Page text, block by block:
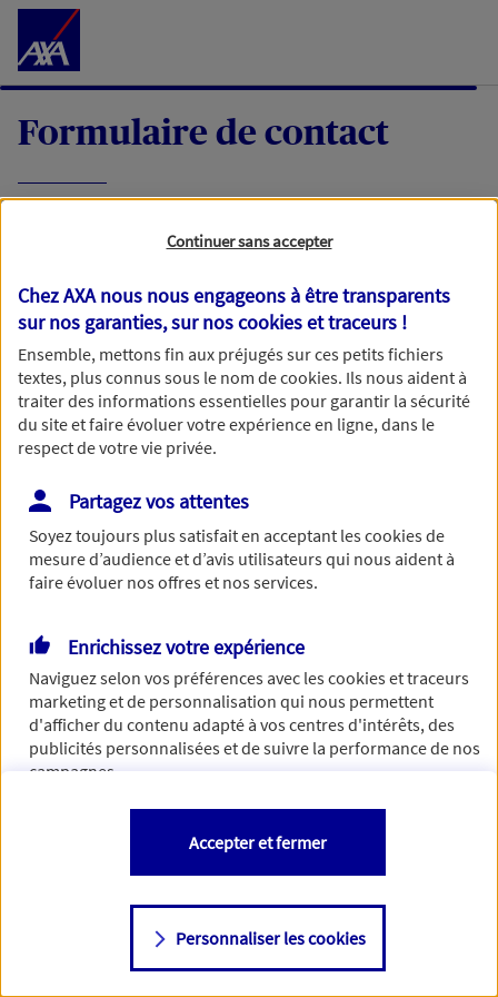
Accéder au Contenu
Formulaire de contact
demande, nous vous répondrons dans les
meilleurs délais par mail ou par téléphone.
Votre message :
Vous disposez de droits sur les informations vous concernant. Pour
plus d’informations,cliquez ici.
Continuer sans accepter
Chez AXA nous nous engageons à être transparents
sur nos garanties, sur noscookies et traceurs !
Ensemble, mettons fin aux préjugés sur ces petits fichiers
textes, plus connus sous le nom decookies. Ils nous aident à
traiter des informations essentielles pour garantir la sécurité
du site et faire évoluer votre expérience en ligne, dans le
respect de votre vie privée.
Partagez vos attentes
Soyez toujours plus satisfait en acceptant lescookiesde
mesure d’audience et d’avis utilisateurs qui nous aident à
faire évoluer nos offres et nos services.
Enrichissez votre expérience
Naviguez selon vos préférences avec lescookies et traceurs
marketing et de personnalisation qui nous permettent
d'afficher du contenu adapté à vos centres d'intérêts, des
publicités personnalisées et de suivre la performance de nos
campagnes.
Vous êtes libre de les accepter, de les refuser comme de
changer d'avis à tout moment en allant sur
Consulter notre politique decookies
Personnaliser les cookies
Accepter et fermer